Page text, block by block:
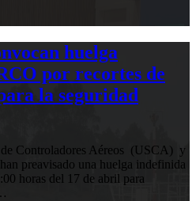
huelga
por recortes de
la seguridad
Controladores Aéreos (USCA) y
preavisado una huelga indefinida
horas del 17 de abril para